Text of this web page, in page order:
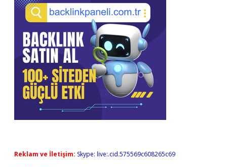
Reklam ve İletişim: Skype: live:.cid.575569c608265c69